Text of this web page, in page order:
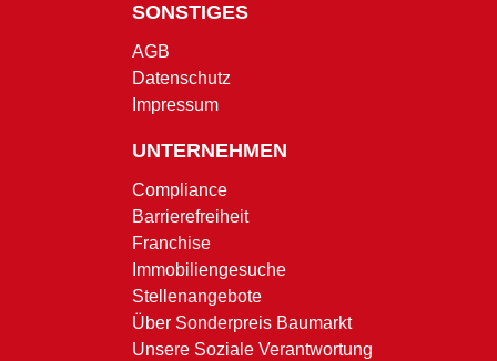
SONSTIGES
AGB
Datenschutz
Impressum
UNTERNEHMEN
Compliance
Barrierefreiheit
Franchise
Immobiliengesuche
Stellenangebote
Über Sonderpreis Baumarkt
Unsere Soziale Verantwortung